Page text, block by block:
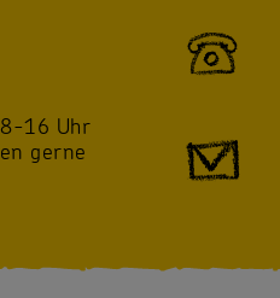
16 Uhr
gerne